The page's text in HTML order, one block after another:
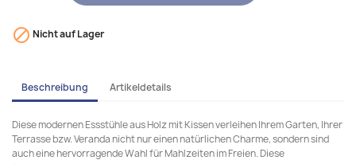
 Nicht auf Lager
Beschreibung Artikeldetails
Diese modernen Essstühle aus Holz mit Kissen verleihen Ihrem Garten, Ihrer
Terrasse bzw. Veranda nicht nur einen natürlichen Charme, sondern sind
auch eine hervorragende Wahl für Mahlzeiten im Freien. Diese